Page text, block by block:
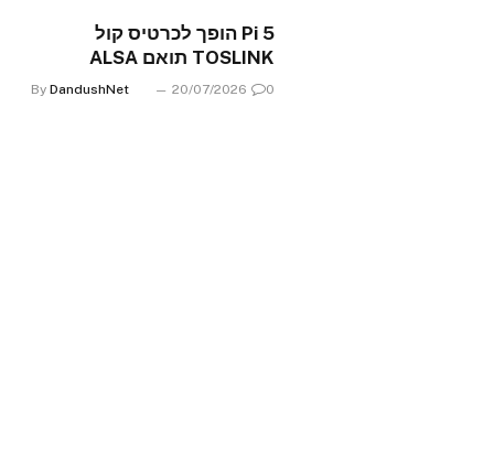
Pi 5 הופך לכרטיס קול
TOSLINK תואם ALSA
By DandushNet 20/07/2026 0